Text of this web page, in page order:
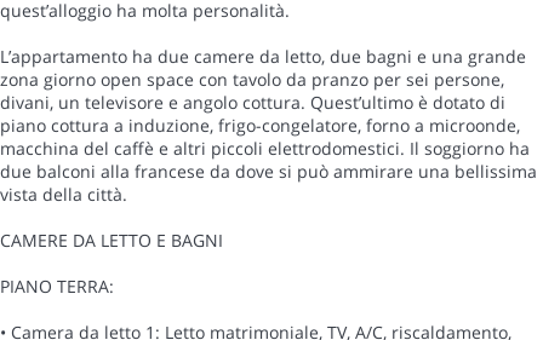
quest’alloggio ha molta personalità.
L’appartamento ha due camere da letto, due bagni e una grande
zona giorno open space con tavolo da pranzo per sei persone,
divani, un televisore e angolo cottura. Quest’ultimo è dotato di
piano cottura a induzione, frigo-congelatore, forno a microonde,
macchina del caffè e altri piccoli elettrodomestici. Il soggiorno ha
due balconi alla francese da dove si può ammirare una bellissima
vista della città.
CAMERE DA LETTO E BAGNI
PIANO TERRA:
• Camera da letto 1: Letto matrimoniale, TV, A/C, riscaldamento,